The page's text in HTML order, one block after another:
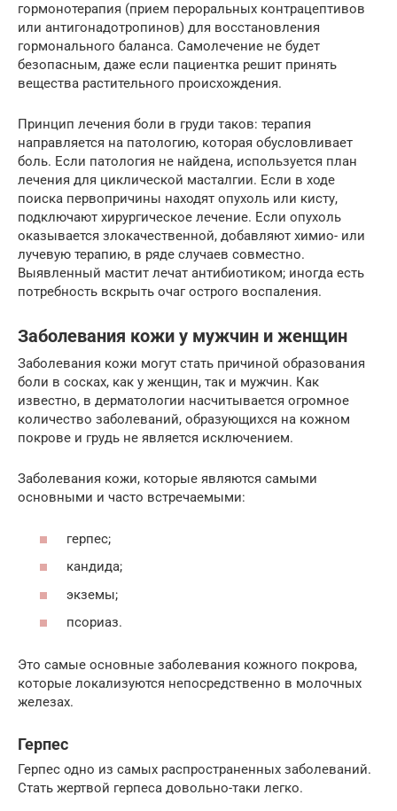
гормонотерапия (прием пероральных контрацептивов
или антигонадотропинов) для восстановления
гормонального баланса. Самолечение не будет
безопасным, даже если пациентка решит принять
вещества растительного происхождения.
Принцип лечения боли в груди таков: терапия
направляется на патологию, которая обусловливает
боль. Если патология не найдена, используется план
лечения для циклической масталгии. Если в ходе
поиска первопричины находят опухоль или кисту,
подключают хирургическое лечение. Если опухоль
оказывается злокачественной, добавляют химио- или
лучевую терапию, в ряде случаев совместно.
Выявленный мастит лечат антибиотиком; иногда есть
потребность вскрыть очаг острого воспаления.
Заболевания кожи у мужчин и женщин
Заболевания кожи могут стать причиной образования
боли в сосках, как у женщин, так и мужчин. Как
известно, в дерматологии насчитывается огромное
количество заболеваний, образующихся на кожном
покрове и грудь не является исключением.
Заболевания кожи, которые являются самыми
основными и часто встречаемыми:
герпес;
кандида;
экземы;
псориаз.
Это самые основные заболевания кожного покрова,
которые локализуются непосредственно в молочных
железах.
Герпес
Герпес одно из самых распространенных заболеваний.
Стать жертвой герпеса довольно-таки легко.